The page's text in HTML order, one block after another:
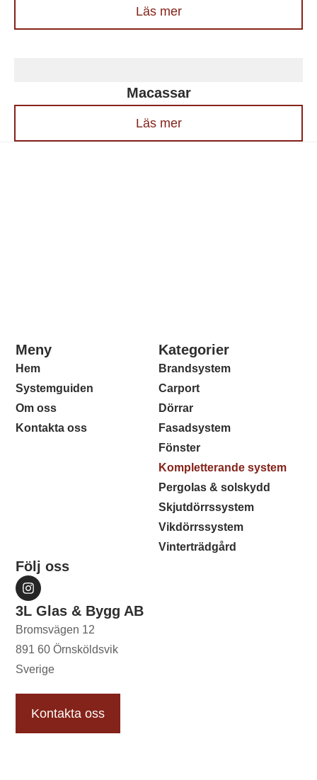
Läs mer
Macassar
Läs mer
3L Glas & Bygg AB
Bromsvägen 12
891 60 Örnsköldsvik
Sverige
Kontakta oss
Meny
Hem
Systemguiden
Om oss
Kontakta oss
Kategorier
Brandsystem
Carport
Dörrar
Fasadsystem
Fönster
Kompletterande system
Pergolas & solskydd
Skjutdörrssystem
Vikdörrssystem
Vinterträdgård
Följ oss